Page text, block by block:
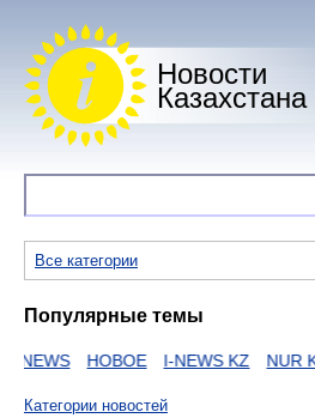
Новости
Казахстана
Все категории
Популярные темы
NEWS НОВОЕ I-NEWS KZ NUR KZ
Категории новостей